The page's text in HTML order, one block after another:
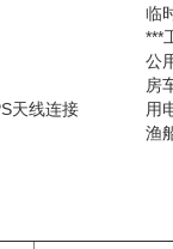
天线连接
临
***
公
房
用
渔